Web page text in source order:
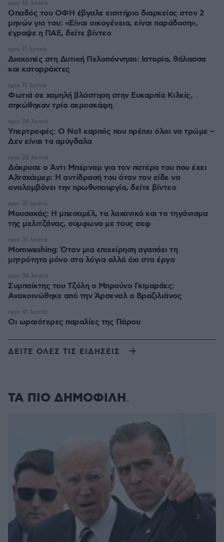
Οπαδός του ΟΦΗ έβγαλε εισιτήριο διαρκείας στον 2
μηνών γιο του: «Είναι οικογένεια, είναι παράδοση»,
έγραψε η ΠΑΕ, δείτε βίντεο
πριν 10 λεπτά
Διακοπές στη Δυτική Πελοπόννησο: Ιστορία, θάλασσα
και καταρράκτες
πριν 11 λεπτά
Φωτιά σε χαμηλή βλάστηση στην Ευκαρπία Κιλκίς,
σηκώθηκαν τρία αεροσκάφη
πριν 11 λεπτά
Υπερτροφές: Ο Νο1 καρπός που πρέπει όλοι να τρώμε –
Δεν είναι τα αμύγδαλα
πριν 24 λεπτά
Δάκρυσε ο Άντι Μπέρναμ για τον πατέρα του που έχει
Αλτσχάιμερ: Η αντίδρασή του όταν τον είδε να
αναλαμβάνει την πρωθυπουργία, δείτε βίντεο
πριν 26 λεπτά
Μουσακάς: Η μπεσαμέλ, τα λαχανικά και το τηγάνισμα
της μελιτζάνας, σύμφωνα με τους σεφ
πριν 31 λεπτά
Momwashing: Όταν μια επιχείρηση αγαπάει τη
μητρότητα μόνο στα λόγια αλλά όχι στα έργα
πριν 31 λεπτά
Συμπαίκτης του Τζόλη ο Μπρούνο Γκιμαράες:
Ανακοινώθηκε από την Άρσεναλ ο Βραζιλιάνος
πριν 34 λεπτά
Οι ωραιότερες παραλίες της Πάρου
πριν 41 λεπτά
ΔΕΙΤΕ ΟΛΕΣ ΤΙΣ ΕΙΔΗΣΕΙΣ
ΤΑ ΠΙΟ ΔΗΜΟΦΙΛΗ